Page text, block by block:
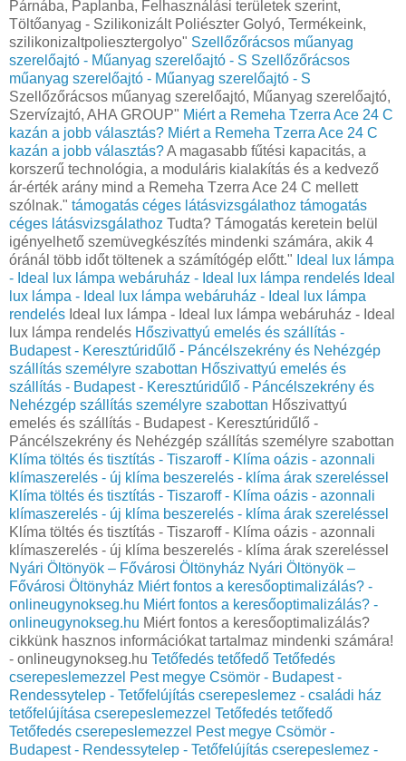
Párnába, Paplanba, Felhasználási területek szerint,
Töltőanyag - Szilikonizált Poliészter Golyó, Termékeink,
szilikonizaltpoliesztergolyo" Szellőzőrácsos műanyag
szerelőajtó - Műanyag szerelőajtó - S Szellőzőrácsos
műanyag szerelőajtó - Műanyag szerelőajtó - S
Szellőzőrácsos műanyag szerelőajtó, Műanyag szerelőajtó,
Szervízajtó, AHA GROUP" Miért a Remeha Tzerra Ace 24 C
kazán a jobb választás? Miért a Remeha Tzerra Ace 24 C
kazán a jobb választás?A magasabb fűtési kapacitás, a
korszerű technológia, a moduláris kialakítás és a kedvező
ár-érték arány mind a Remeha Tzerra Ace 24 C mellett
szólnak." támogatás céges látásvizsgálathoz támogatás
céges látásvizsgálathoz Tudta? Támogatás keretein belül
igényelhető szemüvegkészítés mindenki számára, akik 4
óránál több időt töltenek a számítógép előtt." Ideal lux lámpa
- Ideal lux lámpa webáruház - Ideal lux lámpa rendelés Ideal
lux lámpa - Ideal lux lámpa webáruház - Ideal lux lámpa
rendelés Ideal lux lámpa - Ideal lux lámpa webáruház - Ideal
lux lámpa rendelés Hőszivattyú emelés és szállítás -
Budapest - Keresztúridűlő - Páncélszekrény és Nehézgép
szállítás személyre szabottan Hőszivattyú emelés és
szállítás - Budapest - Keresztúridűlő - Páncélszekrény és
Nehézgép szállítás személyre szabottan Hőszivattyú
emelés és szállítás - Budapest - Keresztúridűlő -
Páncélszekrény és Nehézgép szállítás személyre szabottan
Klíma töltés és tisztítás - Tiszaroff - Klíma oázis - azonnali
klímaszerelés - új klíma beszerelés - klíma árak szereléssel
Klíma töltés és tisztítás - Tiszaroff - Klíma oázis - azonnali
klímaszerelés - új klíma beszerelés - klíma árak szereléssel
Klíma töltés és tisztítás - Tiszaroff - Klíma oázis - azonnali
klímaszerelés - új klíma beszerelés - klíma árak szereléssel
Nyári Öltönyök – Fővárosi Öltönyház Nyári Öltönyök –
Fővárosi Öltönyház Miért fontos a keresőoptimalizálás? -
onlineugynokseg.hu Miért fontos a keresőoptimalizálás? -
onlineugynokseg.hu Miért fontos a keresőoptimalizálás?
cikkünk hasznos információkat tartalmaz mindenki számára!
- onlineugynokseg.hu Tetőfedés tetőfedő Tetőfedés
cserepeslemezzel Pest megye Csömör - Budapest -
Rendessytelep - Tetőfelújítás cserepeslemez - családi ház
tetőfelújítása cserepeslemezzel Tetőfedés tetőfedő
Tetőfedés cserepeslemezzel Pest megye Csömör -
Budapest - Rendessytelep - Tetőfelújítás cserepeslemez -